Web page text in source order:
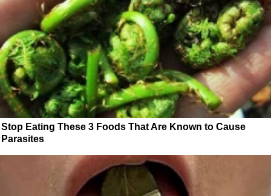
Stop Eating These 3 Foods That Are Known to Cause
Parasites